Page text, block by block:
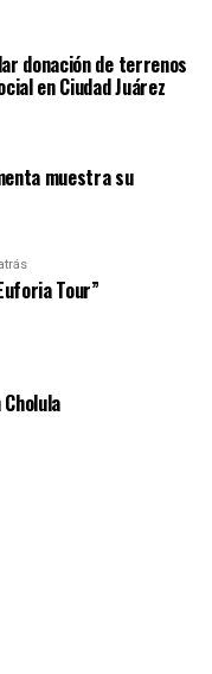
donación de terrenos
en Ciudad Juárez
muestra su
Tour”